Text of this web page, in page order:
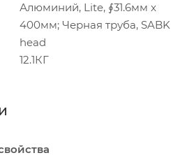
Алюминий, Lite, ∮31.6мм x
400мм; Черная труба, SABK
head
12.1КГ